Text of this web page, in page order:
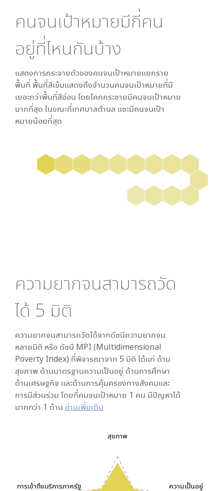
คนจนเป้าหมายมีกี่คน
อยู่ที่ไหนกันบ้าง
แสดงการกระจายตัวของคนจนเป้าหมายแยกราย
พื้นที่ พื้นที่สีเข้มแสดงถึงจำนวนคนจนเป้าหมายที่มี
เยอะกว่าพื้นที่สีอ่อน โดยโคกกระชายมีคนจนเป้าหมาย
มากที่สุด ในขณะที่เทศบาลตำบล แชะมีคนจนเป้า
หมายน้อยที่สุด
ความยากจนสามารถวัด
ได้ 5 มิติ
ความยากจนสามารถวัดได้จากดัชนีความยากจน
หลายมิติ หรือ ดัชนี MPI (Multidimensional
Poverty Index) ที่พิจารณาจาก 5 มิติ ได้แก่ ด้าน
สุขภาพ ด้านมาตรฐานความเป็นอยู่ ด้านการศึกษา
ด้านเศรษฐกิจ และด้านการคุ้มครองทางสังคมและ
การมีส่วนร่วม โดยที่คนจนเป้าหมาย 1 คน มีปัญหาได้
มากกว่า 1 ด้าน อ่านเพิ่มเติม
สุขภาพ
ความเป็นอยู่
การเข้าถึงบริการภาครัฐ